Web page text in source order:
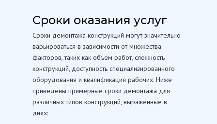
Сроки оказания услуг
Сроки демонтажа конструкций могут значительно
варьироваться в зависимости от множества
факторов, таких как объем работ, сложность
конструкций, доступность специализированного
оборудования и квалификация рабочих. Ниже
приведены примерные сроки демонтажа для
различных типов конструкций, выраженные в
днях: